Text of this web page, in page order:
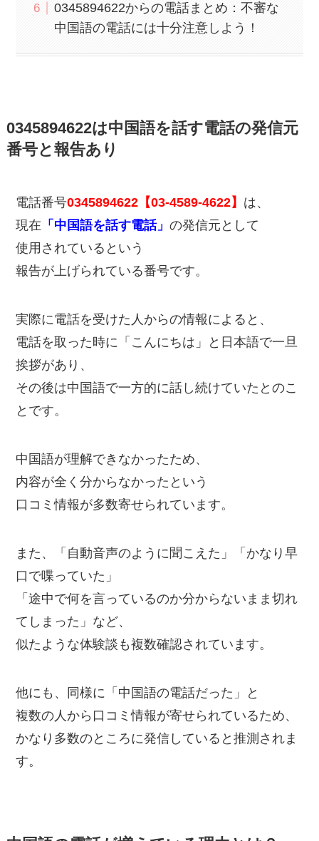
0345894622からの電話まとめ：不審な
中国語の電話には十分注意しよう！
0345894622は中国語を話す電話の発信元
番号と報告あり
電話番号0345894622【03-4589-4622】 は、
現在 「中国語を話す電話」の発信元として
使用されているという
報告が上げられている番号です。
実際に電話を受けた人からの情報によると、
電話を取った時に「こんにちは」と日本語で一旦
挨拶があり、
その後は中国語で一方的に話し続けていたとのこ
とです。
中国語が理解できなかったため、
内容が全く分からなかったという
口コミ情報が多数寄せられています。
また、「自動音声のように聞こえた」「かなり早
口で喋っていた」
「途中で何を言っているのか分からないまま切れ
てしまった」など、
似たような体験談も複数確認されています。
他にも、同様に「中国語の電話だった」と
複数の人から口コミ情報が寄せられているため、
かなり多数のところに発信していると推測されま
す。